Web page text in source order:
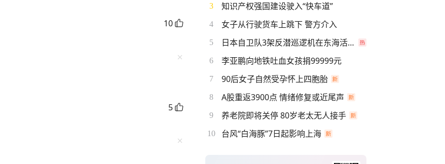
10
5
3 知识产权强国建设驶入“快车道”
4 女子从行驶货车上跳下 警方介入
5 日本自卫队3架反潜巡逻机在东海活动
6 李亚鹏向地铁吐血女孩捐99999元
7 90后女子自然受孕怀上四胞胎
8 A股重返3900点 情绪修复或近尾声
9 养老院即将关停 80岁老太无人接手
10 台风“白海豚”7日起影响上海